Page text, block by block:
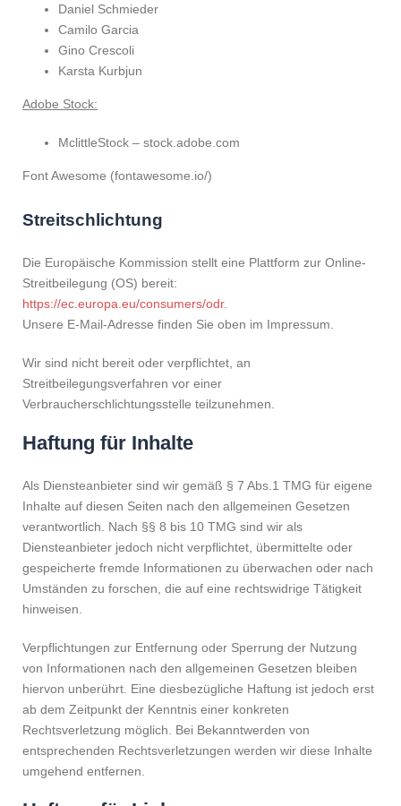
Daniel Schmieder
Camilo Garcia
Gino Crescoli
Karsta Kurbjun
Adobe Stock:
MclittleStock – stock.adobe.com
Font Awesome (fontawesome.io/)
Streitschlichtung
Die Europäische Kommission stellt eine Plattform zur Online-
Streitbeilegung (OS) bereit:
https://ec.europa.eu/consumers/odr.
Unsere E-Mail-Adresse finden Sie oben im Impressum.
Wir sind nicht bereit oder verpflichtet, an
Streitbeilegungsverfahren vor einer
Verbraucherschlichtungsstelle teilzunehmen.
Haftung für Inhalte
Als Diensteanbieter sind wir gemäß § 7 Abs.1 TMG für eigene
Inhalte auf diesen Seiten nach den allgemeinen Gesetzen
verantwortlich. Nach §§ 8 bis 10 TMG sind wir als
Diensteanbieter jedoch nicht verpflichtet, übermittelte oder
gespeicherte fremde Informationen zu überwachen oder nach
Umständen zu forschen, die auf eine rechtswidrige Tätigkeit
hinweisen.
Verpflichtungen zur Entfernung oder Sperrung der Nutzung
von Informationen nach den allgemeinen Gesetzen bleiben
hiervon unberührt. Eine diesbezügliche Haftung ist jedoch erst
ab dem Zeitpunkt der Kenntnis einer konkreten
Rechtsverletzung möglich. Bei Bekanntwerden von
entsprechenden Rechtsverletzungen werden wir diese Inhalte
umgehend entfernen.